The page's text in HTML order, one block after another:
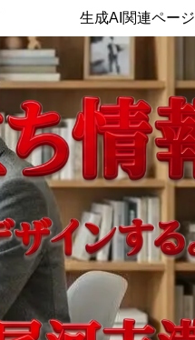
生成AI関連ページ